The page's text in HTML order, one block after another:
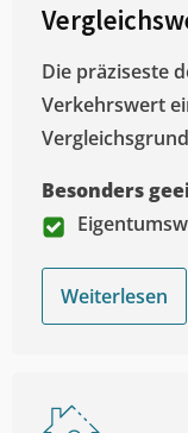
Die präziseste
Verkehrswert
Besonders
Weiterlesen